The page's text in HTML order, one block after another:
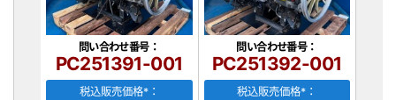
問い合わせ番号：
PC251391-001
税込販売価格*：
問い合わせ番号：
PC251392-001
税込販売価格*：